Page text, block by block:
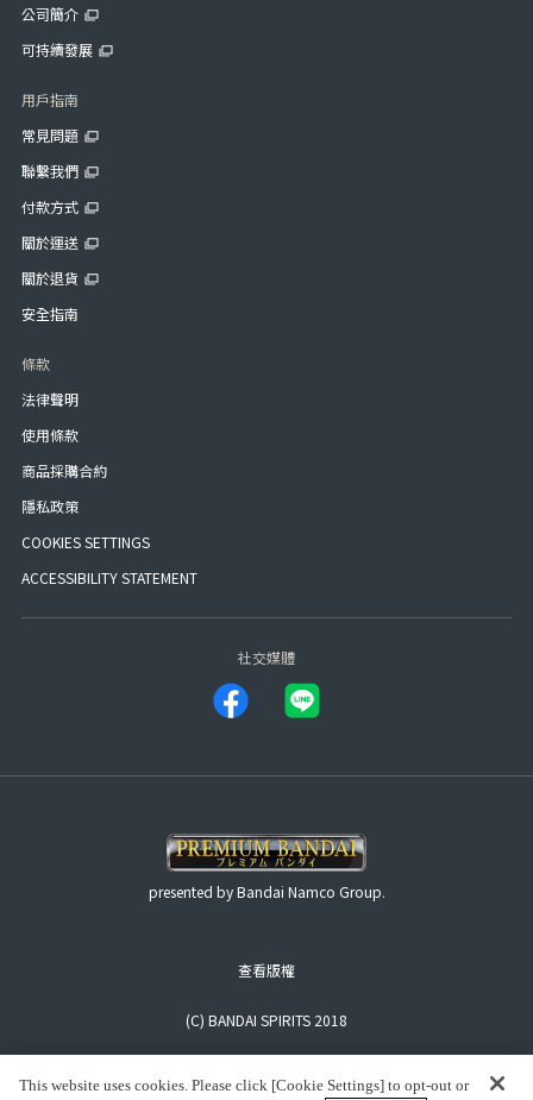
公司簡介
可持續發展
用戶指南
常見問題
聯繫我們
付款方式
關於運送
關於退貨
安全指南
條款
法律聲明
使用條款
商品採購合約
隱私政策
COOKIES SETTINGS
ACCESSIBILITY STATEMENT
社交媒體
presented by Bandai Namco Group.
查看版權
(C) BANDAI SPIRITS 2018
This website uses cookies. Please click [Cookie Settings] to opt-out or